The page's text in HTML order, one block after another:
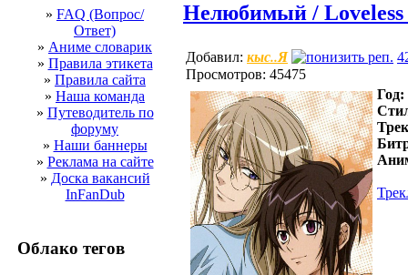
» FAQ (Вопрос/
Ответ)
» Аниме словарик
» Правила этикета
» Правила сайта
» Наша команда
» Путеводитель по
форуму
» Наши баннеры
» Реклама на сайте
» Доска вакансий
InFanDub
Облако тегов
Нелюбимый / Loveless
Добавил: кыс..Я
Просмотров: 45475
Год: